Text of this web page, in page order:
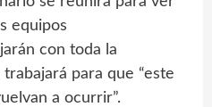
equipos
con toda la
para que “este
a ocurrir”.